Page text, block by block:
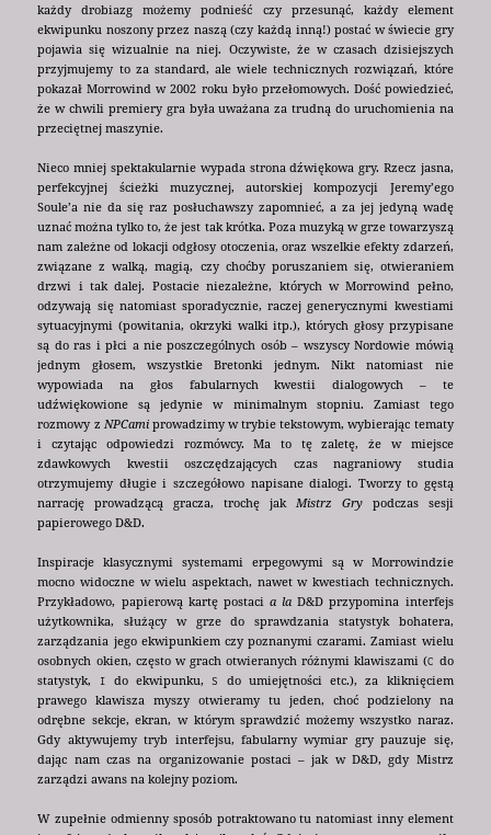
każdy drobiazg możemy podnieść czy przesunąć, każdy element
ekwipunku noszony przez naszą (czy każdą inną!) postać w świecie gry
pojawia się wizualnie na niej. Oczywiste, że w czasach dzisiejszych
przyjmujemy to za standard, ale wiele technicznych rozwiązań, które
pokazał Morrowind w 2002 roku było przełomowych. Dość powiedzieć,
że w chwili premiery gra była uważana za trudną do uruchomienia na
przeciętnej maszynie.
Nieco mniej spektakularnie wypada strona dźwiękowa gry. Rzecz jasna,
perfekcyjnej ścieżki muzycznej, autorskiej kompozycji Jeremy’ego
Soule’a nie da się raz posłuchawszy zapomnieć, a za jej jedyną wadę
uznać można tylko to, że jest tak krótka. Poza muzyką w grze towarzyszą
nam zależne od lokacji odgłosy otoczenia, oraz wszelkie efekty zdarzeń,
związane z walką, magią, czy choćby poruszaniem się, otwieraniem
drzwi i tak dalej. Postacie niezależne, których w Morrowind pełno,
odzywają się natomiast sporadycznie, raczej generycznymi kwestiami
sytuacyjnymi (powitania, okrzyki walki itp.), których głosy przypisane
są do ras i płci a nie poszczególnych osób – wszyscy Nordowie mówią
jednym głosem, wszystkie Bretonki jednym. Nikt natomiast nie
wypowiada na głos fabularnych kwestii dialogowych – te
udźwiękowione są jedynie w minimalnym stopniu. Zamiast tego
rozmowy z NPCami prowadzimy w trybie tekstowym, wybierając tematy
i czytając odpowiedzi rozmówcy. Ma to tę zaletę, że w miejsce
zdawkowych kwestii oszczędzających czas nagraniowy studia
otrzymujemy długie i szczegółowo napisane dialogi. Tworzy to gęstą
narrację prowadzącą gracza, trochę jak Mistrz Grypodczas sesji
papierowego D&D.
Inspiracje klasycznymi systemami erpegowymi są w Morrowindzie
mocno widoczne w wielu aspektach, nawet w kwestiach technicznych.
Przykładowo, papierową kartę postaci a la D&D przypomina interfejs
użytkownika, służący w grze do sprawdzania statystyk bohatera,
zarządzania jego ekwipunkiem czy poznanymi czarami. Zamiast wielu
osobnych okien, często w grach otwieranych różnymi klawiszami (C do
statystyk,
I do ekwipunku,S
do umiejętności etc.), za kliknięciem
prawego klawisza myszy otwieramy tu jeden, choć podzielony na
odrębne sekcje, ekran, w którym sprawdzić możemy wszystko naraz.
Gdy aktywujemy tryb interfejsu, fabularny wymiar gry pauzuje się,
dając nam czas na organizowanie postaci – jak w D&D, gdy Mistrz
zarządzi awans na kolejny poziom.
W zupełnie odmienny sposób potraktowano tu natomiast inny element